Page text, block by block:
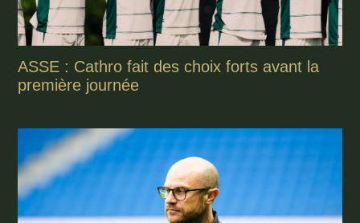
ASSE : Cathro fait des choix forts avant la
première journée